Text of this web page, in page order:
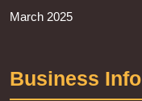
March 2025
Business Info